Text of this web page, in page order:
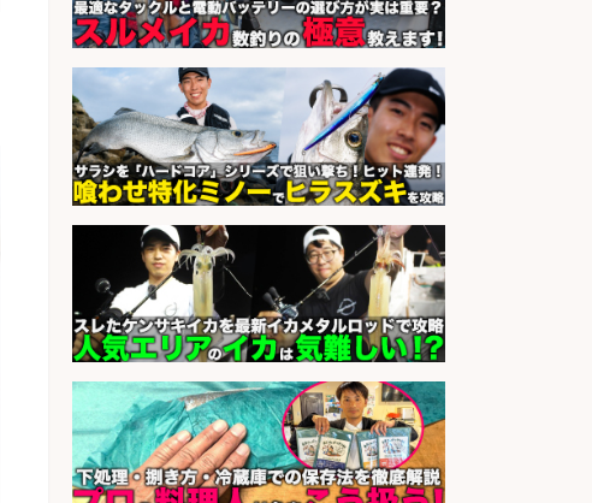
精肉・青果・鮮魚販売/「志布志
市」「時給1,150円〜」志布志駅か
ら車5分/お魚のカットや商品の陳列
業務/残業少なめ×車通勤OK×時間選
べる/鹿児島県/志布志市
会社名 株式会社ホットスタッフ鹿児島
sponsored by 求人ボックス
さらに求人情報を見る